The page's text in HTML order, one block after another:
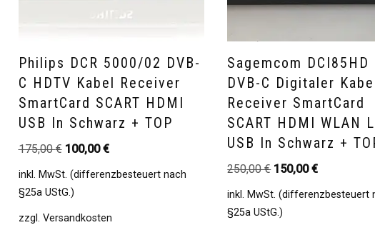
Philips DCR 5000/02 DVB-
C HDTV Kabel Receiver
SmartCard SCART HDMI
USB In Schwarz + TOP
175,00€ 100,00€
inkl. MwSt. (differenzbesteuert nach
§25a UStG.)
zzgl. Versandkosten
Sagemcom DCI85HD
DVB-C Digitaler
Receiver SmartCard
SCART HDMI WLAN
USB In Schwarz +
250,00€ 150,00€
inkl. MwSt. (differenzbesteuert
§25a UStG.)